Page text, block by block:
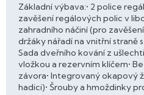
Základní výbava:• 2 police
zavěšení regálových polic v
zahradního náčiní (pro
držáky nářadí na vnitřní straně
Sada dveřního kování z
vložkou a rezervním klíčem•
závora• Integrovaný okapový
hadici)• Šrouby a hmoždinky